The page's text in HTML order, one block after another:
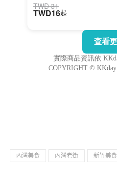
內灣美食 內灣老街 新竹美食